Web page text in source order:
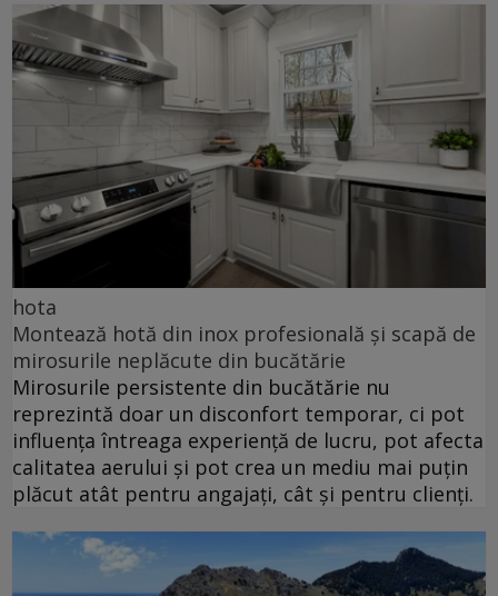
hota
Montează hotă din inox profesională și scapă de
mirosurile neplăcute din bucătărie
Mirosurile persistente din bucătărie nu
reprezintă doar un disconfort temporar, ci pot
influența întreaga experiență de lucru, pot afecta
calitatea aerului și pot crea un mediu mai puțin
plăcut atât pentru angajați, cât și pentru clienți.